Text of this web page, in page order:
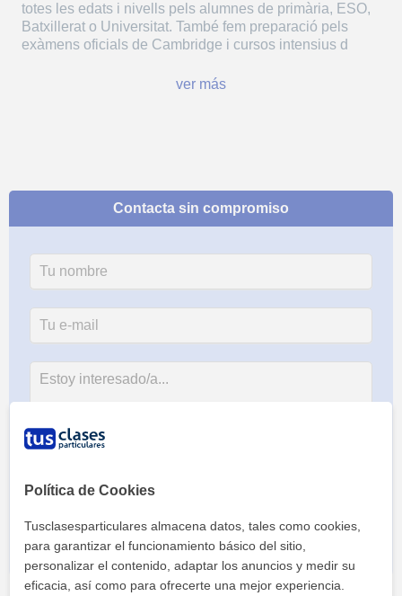
totes les edats i nivells pels alumnes de primària, ESO,
Batxillerat o Universitat. També fem preparació pels
exàmens oficials de Cambridge i cursos intensius d
ver más
Contacta sin compromiso
Política de Cookies
Tusclasesparticulares almacena datos, tales como cookies,
para garantizar el funcionamiento básico del sitio,
personalizar el contenido, adaptar los anuncios y medir su
eficacia, así como para ofrecerte una mejor experiencia.